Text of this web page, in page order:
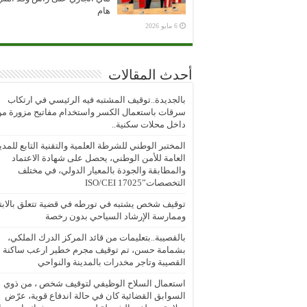
هام
6 مايو 2026
أحدث المقالات
بالجديدة..توقيف المشتبه فيه الرئيسي في ارتكاب
سرقات باستعمال الكسر واستخدام مفاتيح مزورة
داخل محلات سكنية..
المختبر الوطني للشرطة العلمية والتقنية التابع
العامة للأمن الوطني، يحصل على شهادة الاعتماد
والمطابقة والجودة بالمعيار الدولي، في مختلف
التخصصات”ISO/CEI 17025
توقيف شخص يشتبه في تورطه في قضية تتعلق
وممارسة الإرشاد السياحي بدون رخصة
بالقصيبة..بتعليمات من قائد المركز الدرك الملكي،
بشمامة حسن، تم توقيف مجرم خطير ارعب ساكنة
القصيبة وتاجر مخدرات بالمدينة والنواحي
استعمال السلاح الوظيفي لتوقيف شخص ، من ذوي
السوابق القضائية كان في حالة اندفاع قوية، عرّض